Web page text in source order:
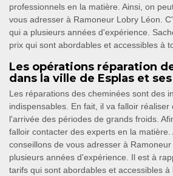
professionnels en la matière. Ainsi, on
vous adresser à Ramoneur Lobry Léon.
qui a plusieurs années d'expérience.
prix qui sont abordables et accessibles à
Les opérations réparation
dans la ville de Esplas et
Les réparations des cheminées sont des
indispensables. En fait, il va falloir réaliser
l'arrivée des périodes de grands froids.
falloir contacter des experts en la matière.
conseillons de vous adresser à
plusieurs années d'expérience. Il est à
tarifs qui sont abordables et accessibles